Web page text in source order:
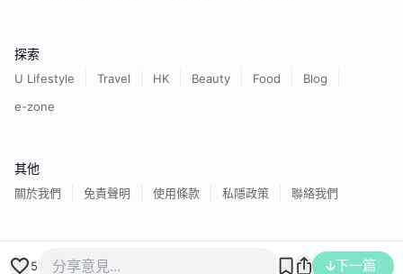
5 下一篇
探索
U Lifestyle Travel HK Beauty Food
Blog
e-zone
其他
關於我們 免責聲明 使用條款 私隱政策 聯絡我們
香港經濟日報版權所有©